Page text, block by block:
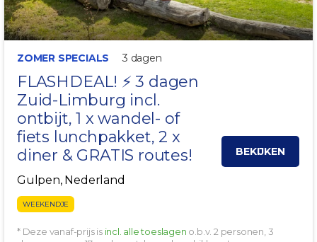
ZOMER SPECIALS 3 dagen
FLASHDEAL! ⚡ 3 dagen
Zuid-Limburg incl.
ontbijt, 1 x wandel- of
fiets lunchpakket, 2 x
diner & GRATIS routes!
Gulpen, Nederland
WEEKENDJE
BEKIJKEN
* Deze vanaf-prijs is incl. alle toeslagen o.b.v. 2 personen, 3